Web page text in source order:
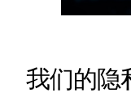
我们的隐